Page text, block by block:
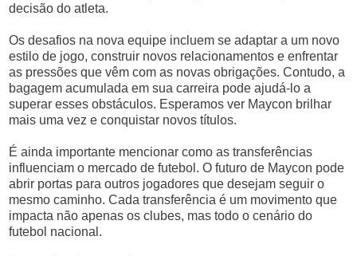
decisão do atleta.
Os desafios na nova equipe incluem se adaptar a um novo
estilo de jogo, construir novos relacionamentos e enfrentar
as pressões que vêm com as novas obrigações. Contudo, a
bagagem acumulada em sua carreira pode ajudá-lo a
superar esses obstáculos. Esperamos ver Maycon brilhar
mais uma vez e conquistar novos títulos.
É ainda importante mencionar como as transferências
influenciam o mercado de futebol. O futuro de Maycon pode
abrir portas para outros jogadores que desejam seguir o
mesmo caminho. Cada transferência é um movimento que
impacta não apenas os clubes, mas todo o cenário do
futebol nacional.